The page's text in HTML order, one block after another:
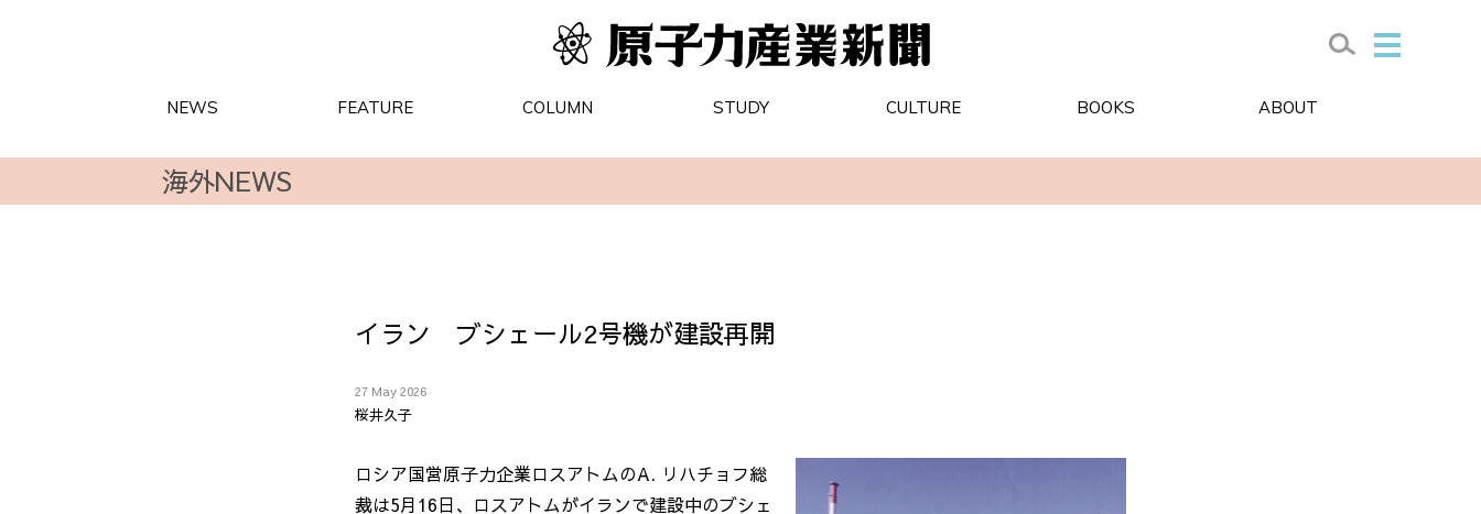
NEWS FEATURE COLUMN STUDY CULTURE BOOKS ABOUT
海外NEWS
イラン ブシェール2号機が建設再開
27 May 2026
桜井久子
ロシア国営原子力企業ロスアトムのA. リハチョフ総
裁は5月16日、ロスアトムがイランで建設中のブシェ